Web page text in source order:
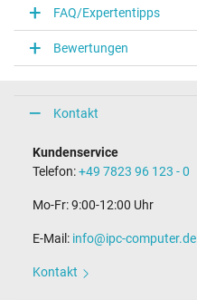
Steckertyp / -form
rund / –
Steckerlänge (mm)
11,0 mm
5,5 mm / 2,5 mm
Länge Anschlusskabel (m) (ca.)
1.75 m
Maße
Länge / Breite / Höhe
FAQ/Expertentipps
Bewertungen
Kontakt
Kundenservice
Telefon:+49 7823 96 123 - 0
Mo-Fr: 9:00-12:00 Uhr
E-Mail: info@ipc-computer.de
Kontakt